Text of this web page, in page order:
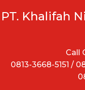
PT. Khalifah
Call
0813-3668-5151 /